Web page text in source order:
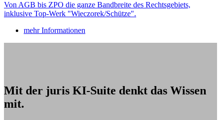
Von AGB bis ZPO die ganze Bandbreite des Rechtsgebiets,
inklusive Top-Werk "Wieczorek/Schütze".
mehr Informationen
Mit der juris KI-Suite denkt das Wissen
mit.